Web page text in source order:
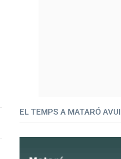
EL TEMPS A MATARÓ AVUI